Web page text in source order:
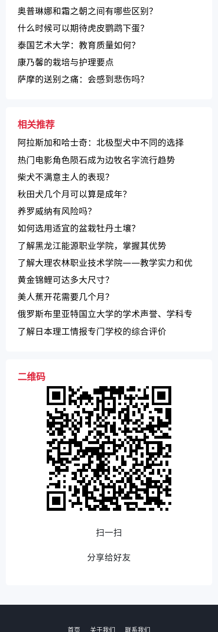
奥普琳娜和霜之朝之间有哪些区别？
什么时候可以期待虎皮鹦鹉下蛋？
泰国艺术大学：教育质量如何？
康乃馨的栽培与护理要点
萨摩的送别之痛：会感到悲伤吗？
相关推荐
阿拉斯加和哈士奇：北极型犬中不同的选择
热门电影角色陨石成为边牧名字流行趋势
柴犬不满意主人的表现？
秋田犬几个月可以算是成年？
养罗威纳有风险吗？
如何选用适宜的盆栽牡丹土壤？
了解黑龙江能源职业学院，掌握其优势
了解大理农林职业技术学院——教学实力和优
势评估
黄金锦鲤可达多大尺寸？
美人蕉开花需要几个月？
俄罗斯布里亚特国立大学的学术声誉、学科专
业和国际交流
了解日本理工情报专门学校的综合评价
二维码
扫一扫
分享给好友
首页 关于我们 联系我们